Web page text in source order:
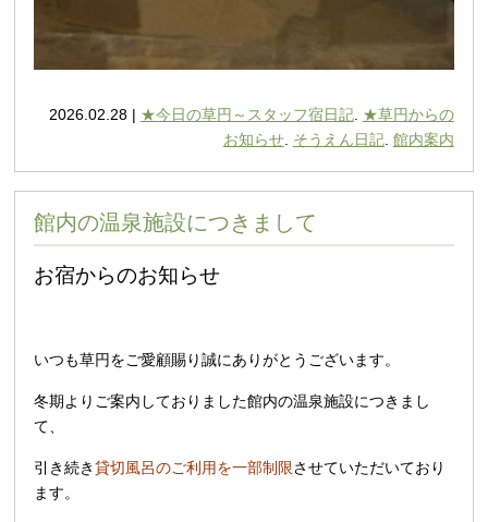
2026.02.28 | ★今日の草円～スタッフ宿日記. ★草円からの
お知らせ. そうえん日記. 館内案内
館内の温泉施設につきまして
お宿からのお知らせ
いつも草円をご愛顧賜り誠にありがとうございます。
冬期よりご案内しておりました館内の温泉施設につきまし
て、
引き続き貸切風呂のご利用を一部制限させていただいており
ます。